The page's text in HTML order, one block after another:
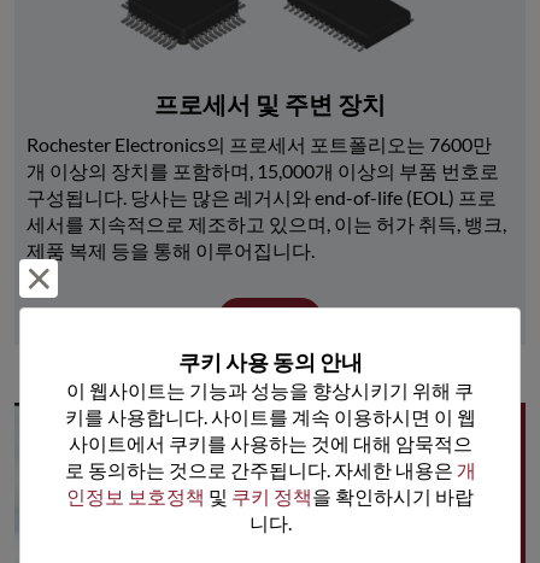
프로세서 및 주변 장치
Rochester Electronics의 프로세서 포트폴리오는 7600만
개 이상의 장치를 포함하며, 15,000개 이상의 부품 번호로
구성됩니다. 당사는 많은 레거시와 end-of-life (EOL) 프로
세서를 지속적으로 제조하고 있으며, 이는 허가 취득, 뱅크,
제품 복제 등을 통해 이루어집니다.
더 보기
왜
Rochester
쿠키 사용 동의 안내
이 웹사이트는 기능과 성능을 향상시키기 위해 쿠
키를 사용합니다. 사이트를 계속 이용하시면 이 웹
사이트에서 쿠키를 사용하는 것에 대해 암묵적으
로 동의하는 것으로 간주됩니다. 자세한 내용은 개
인정보 보호정책 및 쿠키 정책을 확인하시기 바랍
니다.